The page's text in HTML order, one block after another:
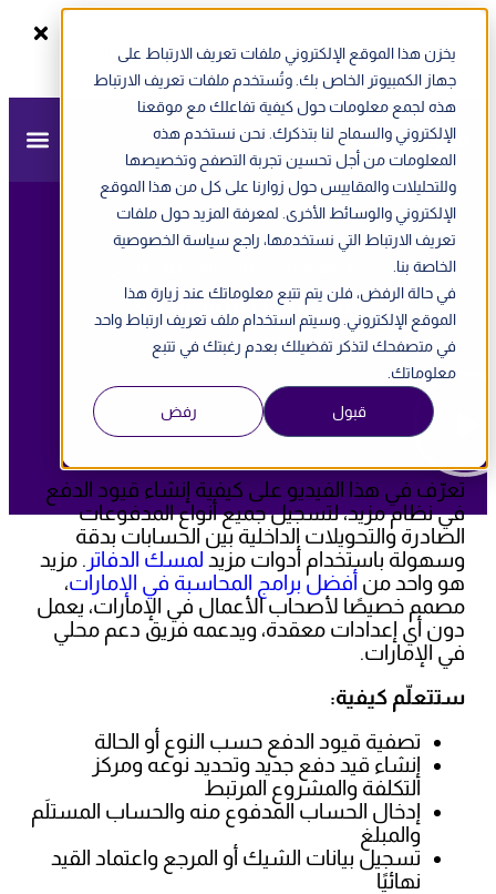
يخزن هذا الموقع الإلكتروني ملفات تعريف الارتباط على
جهاز الكمبيوتر الخاص بك. وتُستخدم ملفات تعريف الارتباط
هذه لجمع معلومات حول كيفية تفاعلك مع موقعنا
الإلكتروني والسماح لنا بتذكرك. نحن نستخدم هذه
المعلومات من أجل تحسين تجربة التصفح وتخصيصها
وللتحليلات والمقاييس حول زوارنا على كل من هذا الموقع
الإلكتروني والوسائط الأخرى. لمعرفة المزيد حول ملفات
تعريف الارتباط التي نستخدمها، راجع سياسة الخصوصية
الخاصة بنا.
في حالة الرفض، فلن يتم تتبع معلوماتك عند زيارة هذا
الموقع الإلكتروني. وسيتم استخدام ملف تعريف ارتباط واحد
في متصفحك لتذكر تفضيلك بعدم رغبتك في تتبع
معلوماتك.
قبول رفض
ندوة أونلاين - الفاتورة الإلكترونية في الإمارات سجل الآن
مزيد
دليل انشاء قيود الدفع
Description:
تعرّف في هذا الفيديو على كيفية إنشاء قيود الدفع
في نظام مزيد، لتسجيل جميع أنواع المدفوعات
الصادرة والتحويلات الداخلية بين الحسابات بدقة
وسهولة باستخدام أدوات مزيد لمسك الدفاتر . مزيد
هو واحد من أفضل برامج المحاسبة في الإمارات،
مصمم خصيصًا لأصحاب الأعمال في الإمارات، يعمل
دون أي إعدادات معقدة، ويدعمه فريق دعم محلي
في الإمارات.
ستتعلّم كيفية:
تصفية قيود الدفع حسب النوع أو الحالة
إنشاء قيد دفع جديد وتحديد نوعه ومركز
التكلفة والمشروع المرتبط
إدخال الحساب المدفوع منه والحساب المستلَم
والمبلغ
تسجيل بيانات الشيك أو المرجع واعتماد القيد
نهائيًا